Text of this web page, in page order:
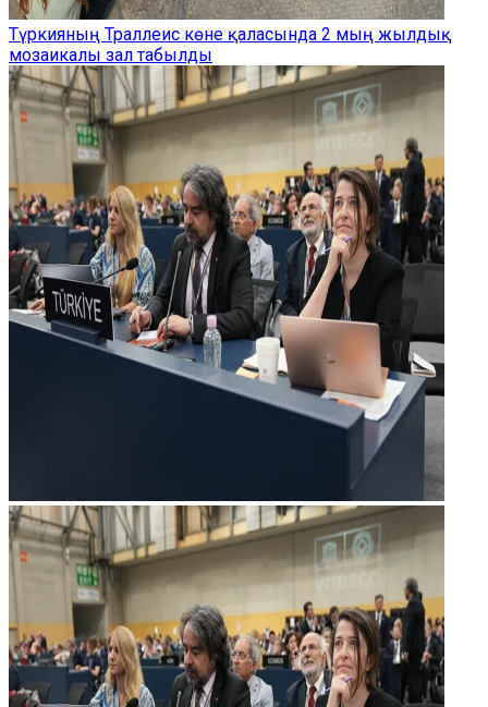
Түркияның Траллеис көне қаласында 2 мың жылдық
мозаикалы зал табылды